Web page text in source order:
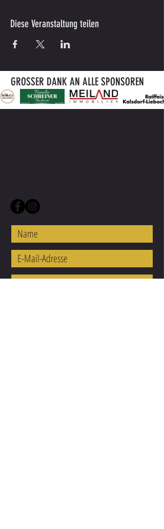
Diese Veranstaltung teilen
GROSSER DANK AN ALLE SPONSOREN